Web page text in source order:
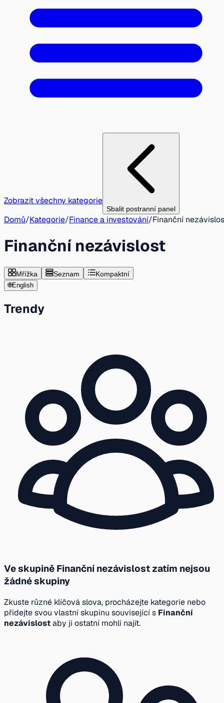
Zobrazit všechny kategorie
Sbalit postranní panel
Domů/Kategorie/Finance a investování/Finanční
Finanční nezávislost
Mřížka Seznam Kompaktní
🌐English
Trendy
Ve skupině Finanční nezávislost zatím nejsou
žádné skupiny
Zkuste různé klíčová slova, procházejte kategorie nebo
přidejte svou vlastní skupinu související s Finanční
nezávislostaby ji ostatní mohli najít.